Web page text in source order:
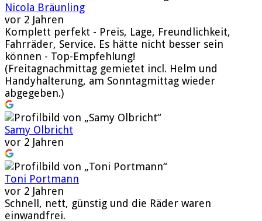
Nicola Bräunling
vor 2 Jahren
Komplett perfekt - Preis, Lage, Freundlichkeit,
Fahrräder, Service. Es hätte nicht besser sein
können - Top-Empfehlung!
(Freitagnachmittag gemietet incl. Helm und
Handyhalterung, am Sonntagmittag wieder
abgegeben.)
Samy Olbricht
vor 2 Jahren
Toni Portmann
vor 2 Jahren
Schnell, nett, günstig und die Räder waren
einwandfrei.